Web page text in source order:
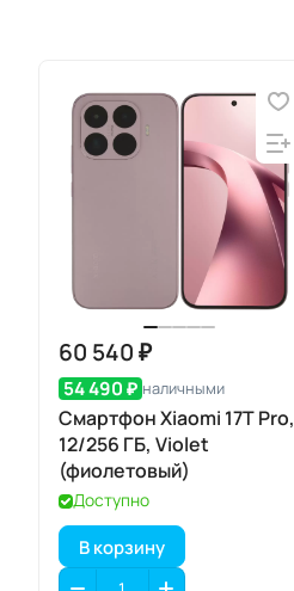
60 540 ₽
54 490 ₽ наличными
Смартфон Xiaomi 17T Pro,
12/256 ГБ, Violet
(фиолетовый)
Доступно
В корзину